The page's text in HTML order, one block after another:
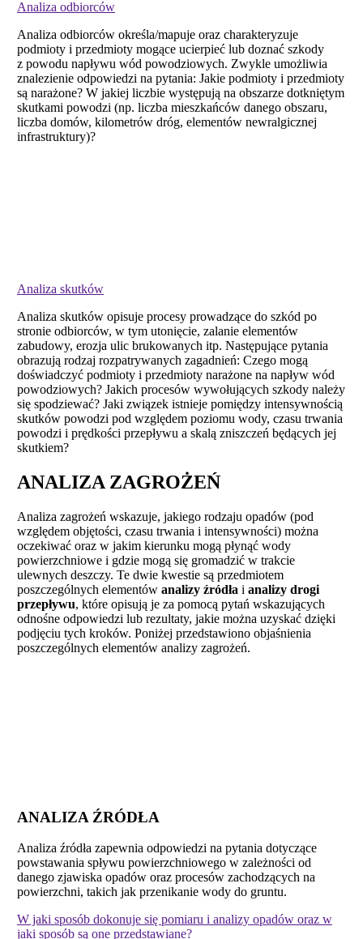
Analiza odbiorców
Analiza odbiorców określa/mapuje oraz charakteryzuje
podmioty i przedmioty mogące ucierpieć lub doznać szkody
z powodu napływu wód powodziowych. Zwykle umożliwia
znalezienie odpowiedzi na pytania: Jakie podmioty i przedmioty
są narażone? W jakiej liczbie występują na obszarze dotkniętym
skutkami powodzi (np. liczba mieszkańców danego obszaru,
liczba domów, kilometrów dróg, elementów newralgicznej
infrastruktury)?
Analiza skutków
Analiza skutków opisuje procesy prowadzące do szkód po
stronie odbiorców, w tym utonięcie, zalanie elementów
zabudowy, erozja ulic brukowanych itp. Następujące pytania
obrazują rodzaj rozpatrywanych zagadnień: Czego mogą
doświadczyć podmioty i przedmioty narażone na napływ wód
powodziowych? Jakich procesów wywołujących szkody należy
się spodziewać? Jaki związek istnieje pomiędzy intensywnością
skutków powodzi pod względem poziomu wody, czasu trwania
powodzi i prędkości przepływu a skalą zniszczeń będących jej
skutkiem?
ANALIZA ZAGROŻEŃ
Analiza zagrożeń wskazuje, jakiego rodzaju opadów (pod
względem objętości, czasu trwania i intensywności) można
oczekiwać oraz w jakim kierunku mogą płynąć wody
powierzchniowe i gdzie mogą się gromadzić w trakcie
ulewnych deszczy. Te dwie kwestie są przedmiotem
poszczególnych elementów analizy źródła i analizy drogi
przepływu, które opisują je za pomocą pytań wskazujących
odnośne odpowiedzi lub rezultaty, jakie można uzyskać dzięki
podjęciu tych kroków. Poniżej przedstawiono objaśnienia
poszczególnych elementów analizy zagrożeń.
ANALIZA ŹRÓDŁA
Analiza źródła zapewnia odpowiedzi na pytania dotyczące
powstawania spływu powierzchniowego w zależności od
danego zjawiska opadów oraz procesów zachodzących na
powierzchni, takich jak przenikanie wody do gruntu.
W jaki sposób dokonuje się pomiaru i analizy opadów oraz w
jaki sposób są one przedstawiane?